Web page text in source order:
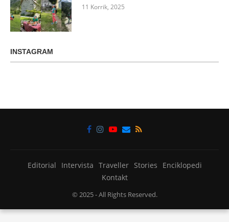
11 Korrik, 2025
INSTAGRAM
Editorial Intervista Traveller Stories
Enciklopedi
Kontakt
© 2025- All Rights Reserved.